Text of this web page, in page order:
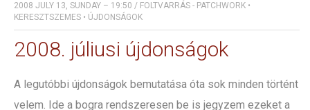
2008 JULY 13, SUNDAY – 19:50 / FOLTVARRÁS - PATCHWORK •
KERESZTSZEMES • ÚJDONSÁGOK
2008. júliusi újdonságok
A legutóbbi újdonságok bemutatása óta sok minden történt
velem. Ide a bogra rendszeresen be is jegyzem ezeket a